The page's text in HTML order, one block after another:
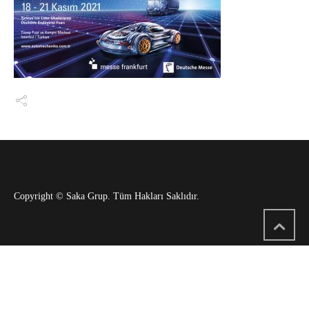
Copyright © Saka Grup. Tüm Hakları Saklıdır.